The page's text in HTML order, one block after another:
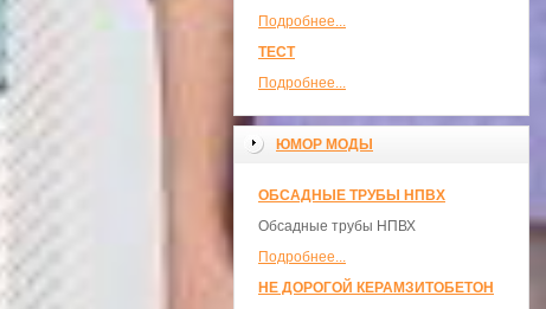
Подробнее...
ТЕСТ
Подробнее...
ЮМОР МОДЫ
ОБСАДНЫЕ ТРУБЫ НПВХ
Обсадные трубы НПВХ
Подробнее...
НЕ ДОРОГОЙ КЕРАМЗИТОБЕТОН